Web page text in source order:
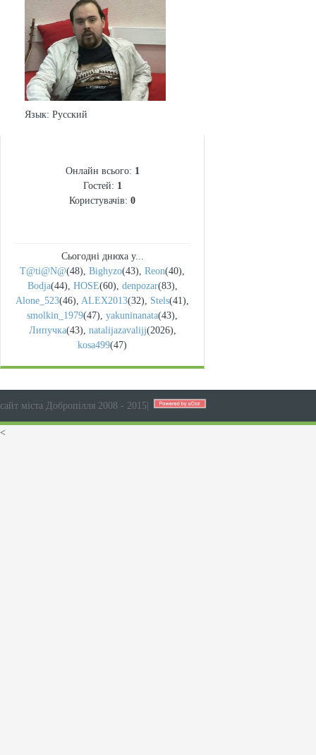
Язык: Русский
Онлайн всього: 1
Гостей: 1
Користувачів: 0
Сьогодні днюха у...
T@ti@N@(48), Bighyzo(43), Reon(40),
Bodja(44), HOSE(60), denpozar(83),
Alone_523(46), ALEX2013(32), Stels(41),
smolkin_1979(47), yakuninanata(43),
Липучка(43), natalijazavalijj(2026),
kosa499(47)
сайт міста Добропілля 2008 - 2015
<